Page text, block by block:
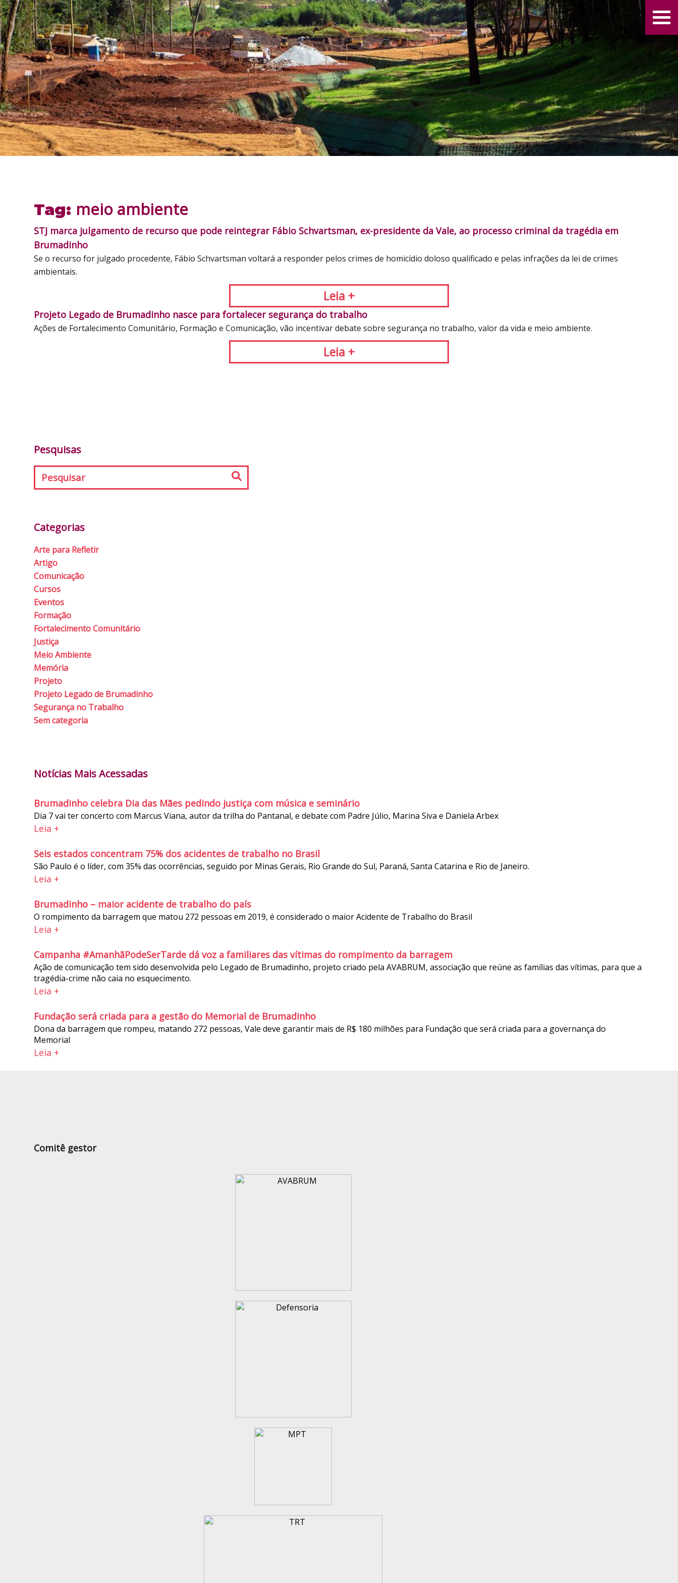
Tag: meio ambiente
STJ marca julgamento de recurso que pode reintegrar Fábio Schvartsman, ex-presidente da Vale, ao processo criminal da tragédia em
Brumadinho
Se o recurso for julgado procedente, Fábio Schvartsman voltará a responder pelos crimes de homicídio doloso qualificado e pelas infrações da lei de crimes
ambientais.
Leia +
Projeto Legado de Brumadinho nasce para fortalecer segurança do trabalho
Ações de Fortalecimento Comunitário, Formação e Comunicação, vão incentivar debate sobre segurança no trabalho, valor da vida e meio ambiente.
Leia +
Pesquisas
Categorias
Arte para Refletir
Artigo
Comunicação
Cursos
Eventos
Formação
Fortalecimento Comunitário
Justiça
Meio Ambiente
Memória
Projeto
Projeto Legado de Brumadinho
Segurança no Trabalho
Sem categoria
Notícias Mais Acessadas
Brumadinho celebra Dia das Mães pedindo justiça com música e seminário
Dia 7 vai ter concerto com Marcus Viana, autor da trilha do Pantanal, e debate com Padre Júlio, Marina Siva e Daniela Arbex
Leia +
Seis estados concentram 75% dos acidentes de trabalho no Brasil
São Paulo é o líder, com 35% das ocorrências, seguido por Minas Gerais, Rio Grande do Sul, Paraná, Santa Catarina e Rio de Janeiro.
Leia +
Brumadinho – maior acidente de trabalho do país
O rompimento da barragem que matou 272 pessoas em 2019, é considerado o maior Acidente de Trabalho do Brasil
Leia +
Campanha #AmanhãPodeSerTarde dá voz a familiares das vítimas do rompimento da barragem
Ação de comunicação tem sido desenvolvida pelo Legado de Brumadinho, projeto criado pela AVABRUM, associação que reúne as famílias das vítimas, para que a
tragédia-crime não caia no esquecimento.
Leia +
Fundação será criada para a gestão do Memorial de Brumadinho
Dona da barragem que rompeu, matando 272 pessoas, Vale deve garantir mais de R$ 180 milhões para Fundação que será criada para a governança do
Memorial
Leia +
Comitê gestor